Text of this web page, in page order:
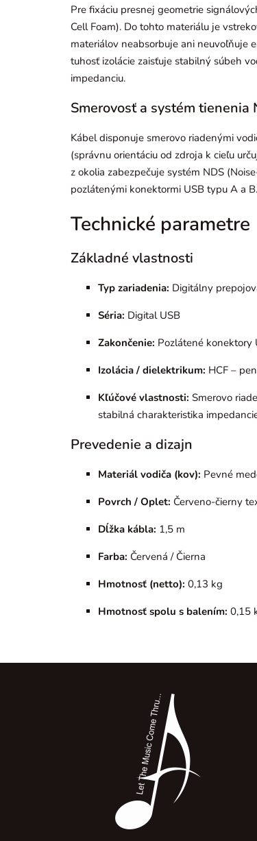
Pre fixáciu presnej geometrie
Cell Foam). Do tohto materiálu je
materiálov neabsorbuje ani neuvoľňuje
tuhosť izolácie zaisťuje stabilný súbeh
impedanciu.
Smerovosť a systém tienenia
Kábel disponuje smerovo riadenými
(správnu orientáciu od zdroja k cieľu
z okolia zabezpečuje systém NDS
pozlátenými konektormi USB typu A a B.
Technické parametre
Základné vlastnosti
Typ zariadenia: Digitálny
Séria: Digital USB
Zakončenie: Pozlátené konektory
Izolácia / dielektrikum: HCF –
Kľúčové vlastnosti: Smerovo
stabilná charakteristika
Prevedenie a dizajn
Materiál vodiča (kov): Pevné
Povrch / Oplet: Červeno-čierny
Dĺžka kábla: 1,5 m
Farba: Červená / Čierna
Hmotnosť (netto): 0,13 kg
Hmotnosť spolu s balením: 0,15